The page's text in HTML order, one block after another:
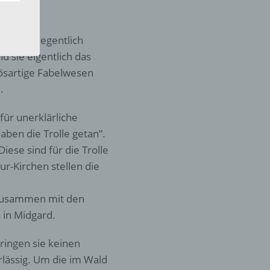
Gelegentlich
sie eigentlich das
Fabelwesen
unerklärliche
die Trolle getan”.
sind für die Trolle
Kirchen stellen die
mit den
Midgard.
sie keinen
Um die im Wald
die